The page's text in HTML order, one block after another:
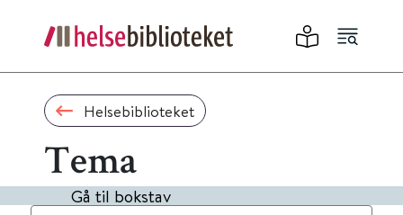
Helsebiblioteket
Tema
Gå til bokstav